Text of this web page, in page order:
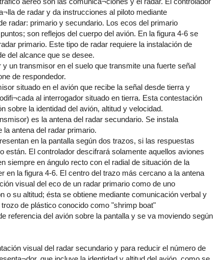
de radar y da instrucciones al piloto mediante
radar: primario y secundario. Los ecos del primario
son reflejos del cuerpo del avión. En la figura 4-6 se
primario. Este tipo de radar requiere la instalación de
del alcance que se desee.
un transmisor en el suelo que transmite una fuerte señal
de respondedor.
situado en el avión que recibe la señal desde tierra y
al interrogador situado en tierra. Esta contestación
sobre la identidad del avión, altitud y velocidad.
es la antena del radar secundario. Se instala
antena del radar primario.
en la pantalla según dos trazos, si las respuestas
están. El controlador descifrará solamente aquellos aviones
siempre en ángulo recto con el radial de situación de la
en la figura 4-6. El centro del trazo más cercano a la antena
visual del eco de un radar primario como de uno
o su altitud; ésta se obtiene mediante comunicación verbal y
de plástico conocido como "shrimp boat"
referencia del avión sobre la pantalla y se va moviendo según
visual del radar secundario y para reducir el número de